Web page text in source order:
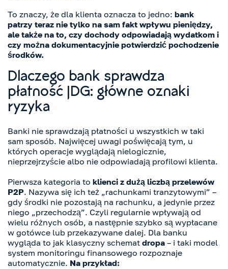
To znaczy, że dla klienta oznacza to jedno: bank
patrzy teraz nie tylko na sam fakt wpływu pieniędzy,
ale także na to, czy dochody odpowiadają wydatkom i
czy można dokumentacyjnie potwierdzić pochodzenie
środków.
Dlaczego bank sprawdza
płatność JDG: główne oznaki
ryzyka
Banki nie sprawdzają płatności u wszystkich w taki
sam sposób. Najwięcej uwagi poświęcają tym, u
których operacje wyglądają nielogicznie,
nieprzejrzyście albo nie odpowiadają profilowi klienta.
Pierwsza kategoria to klienci z dużą liczbą przelewów
P2P. Nazywa się ich też „rachunkami tranzytowymi” –
gdy środki nie pozostają na rachunku, a jedynie przez
niego „przechodzą”. Czyli regularnie wpływają od
wielu różnych osób, a następnie szybko są wypłacane
w gotówce lub przekazywane dalej. Dla banku
wygląda to jak klasyczny schemat dropa – i taki model
system monitoringu finansowego rozpoznaje
automatycznie. Na przykład: